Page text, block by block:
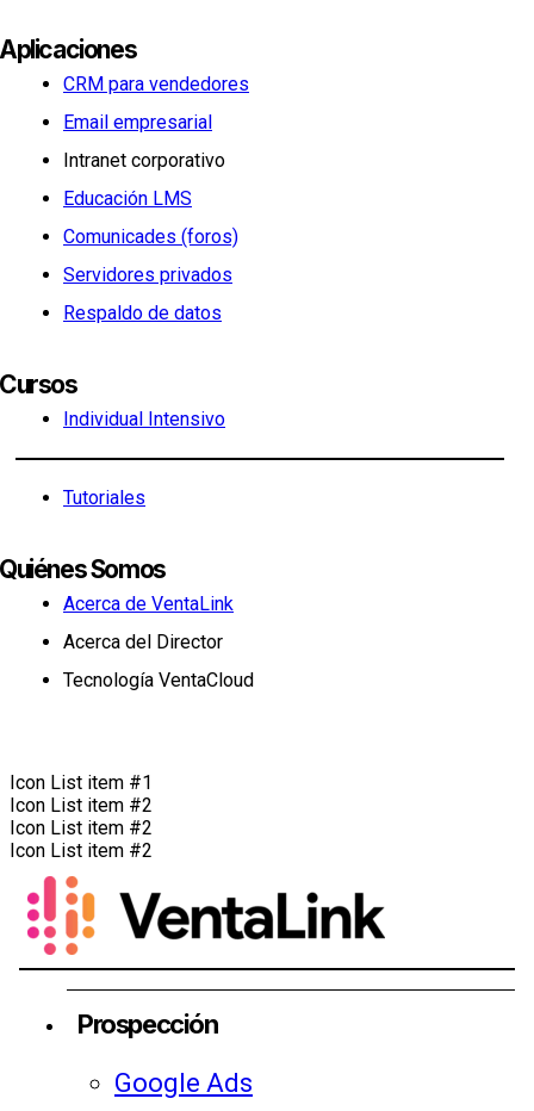
Aplicaciones
CRM para vendedores
Email empresarial
Intranet corporativo
Educación LMS
Comunicades (foros)
Servidores privados
Respaldo de datos
Cursos
Individual Intensivo
Tutoriales
Quiénes Somos
Acerca de VentaLink
Acerca del Director
Tecnología VentaCloud
Icon List item #1
Icon List item #2
Icon List item #2
Icon List item #2
Prospección
Google Ads